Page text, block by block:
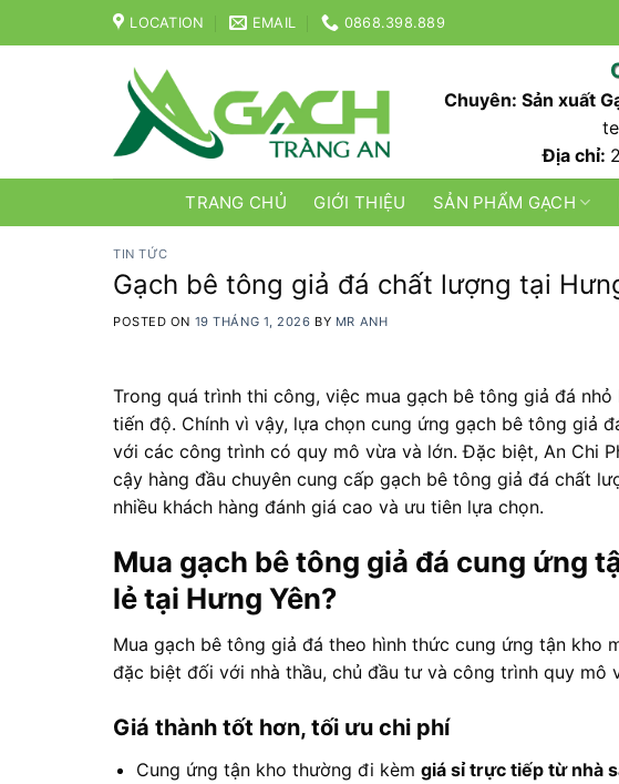
to
LOCATION EMAIL 0868.398.889
Chuyên: Sản xuất
Địa chỉ:
TRANG CHỦ GIỚI THIỆU SẢN PHẨM GẠCH
TIN TỨC
Gạch bê tông giả đá chất lượng tại
POSTED ON 19 THÁNG 1, 2026 BY MR ANH
Trong quá trình thi công, việc mua gạch bê tông giả đá
tiến độ. Chính vì vậy, lựa chọn cung ứng gạch bê tông giả
với các công trình có quy mô vừa và lớn. Đặc biệt, An Chi
cậy hàng đầu chuyên cung cấp gạch bê tông giả đá chất
nhiều khách hàng đánh giá cao và ưu tiên lựa chọn.
Mua gạch bê tông giả đá cung ứng
lẻ tại Hưng Yên?
Mua gạch bê tông giả đá theo hình thức cung ứng tận kho
đặc biệt đối với nhà thầu, chủ đầu tư và công trình quy mô
Giá thành tốt hơn, tối ưu chi phí
Cung ứng tận kho thường đi kèm giá sỉ trực tiếp từ nhà